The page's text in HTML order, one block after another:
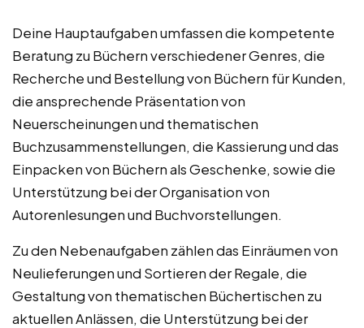
Deine Hauptaufgaben umfassen die kompetente
Beratung zu Büchern verschiedener Genres, die
Recherche und Bestellung von Büchern für Kunden,
die ansprechende Präsentation von
Neuerscheinungen und thematischen
Buchzusammenstellungen, die Kassierung und das
Einpacken von Büchern als Geschenke, sowie die
Unterstützung bei der Organisation von
Autorenlesungen und Buchvorstellungen.
Zu den Nebenaufgaben zählen das Einräumen von
Neulieferungen und Sortieren der Regale, die
Gestaltung von thematischen Büchertischen zu
aktuellen Anlässen, die Unterstützung bei der